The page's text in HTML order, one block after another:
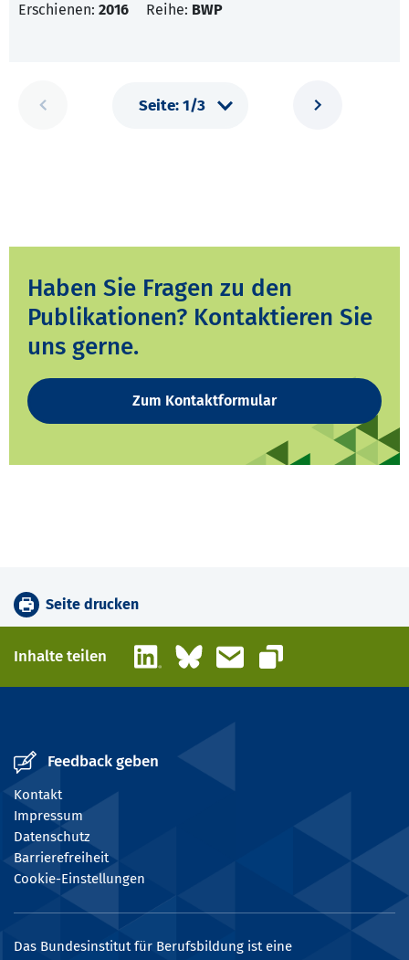
Erschienen: 2016 Reihe: BWP
Haben Sie Fragen zu den
Publikationen? Kontaktieren Sie
uns gerne.
Zum Kontaktformular
Seite drucken
Inhalte teilen LinkedInBlueskyE-Mail
Link kopieren
Feedback geben
Kontakt
Impressum
Datenschutz
Barrierefreiheit
Cookie-Einstellungen
Das Bundesinstitut für Berufsbildung ist eine